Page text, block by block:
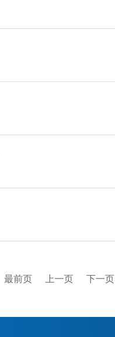
最前页 上一页 下一页